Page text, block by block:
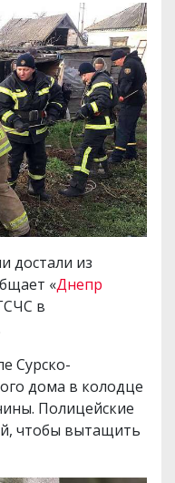
достали из
«Днепр
в
Сурско-
дома в колодце
Полицейские
чтобы вытащить